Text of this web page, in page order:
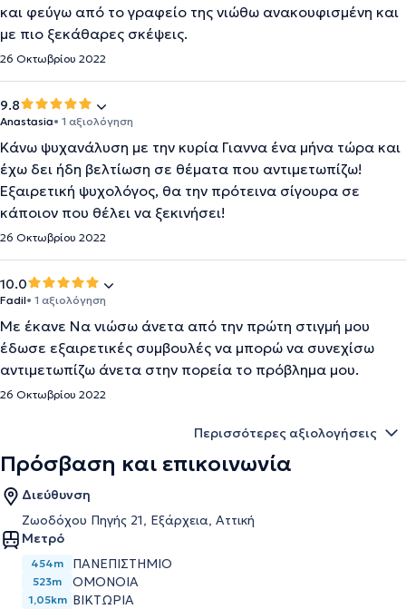
και φεύγω από το γραφείο της νιώθω ανακουφισμένη και
με πιο ξεκάθαρες σκέψεις.
26 Οκτωβρίου 2022
9.8
Anastasia• 1 αξιολόγηση
Κάνω ψυχανάλυση με την κυρία Γιαννα ένα μήνα τώρα και
έχω δει ήδη βελτίωση σε θέματα που αντιμετωπίζω!
Εξαιρετική ψυχολόγος, θα την πρότεινα σίγουρα σε
κάποιον που θέλει να ξεκινήσει!
26 Οκτωβρίου 2022
10.0
Fadil• 1 αξιολόγηση
Με έκανε Να νιώσω άνετα από την πρώτη στιγμή μου
έδωσε εξαιρετικές συμβουλές να μπορώ να συνεχίσω
αντιμετωπίζω άνετα στην πορεία το πρόβλημα μου.
26 Οκτωβρίου 2022
Περισσότερες αξιολογήσεις
Πρόσβαση και επικοινωνία
Διεύθυνση
Ζωοδόχου Πηγής 21, Εξάρχεια, Αττική
Μετρό
454m ΠΑΝΕΠΙΣΤΗΜΙΟ
523m ΟΜΟΝΟΙΑ
1,05km ΒΙΚΤΩΡΙΑ